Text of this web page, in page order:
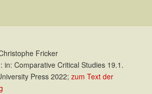
Fricker
in: Comparative Critical Studies 19.1.
Press 2022; zum Text der